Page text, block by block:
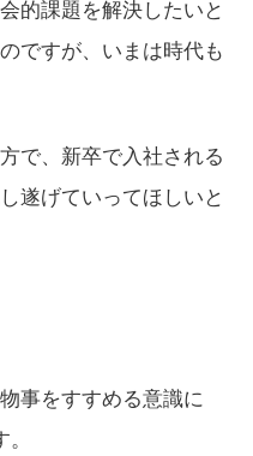
的課題を解決したいと
ですが、いまは時代も
で、新卒で入社される
遂げていってほしいと
事をすすめる意識に